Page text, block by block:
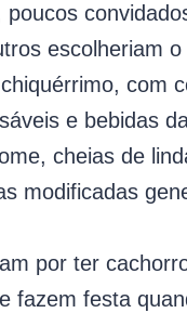
poucos
escolheriam
com
e bebidas
cheias de
modificadas
por ter
fazem festa